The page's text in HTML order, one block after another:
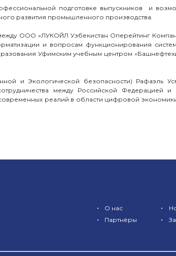
подготовке выпускников и
развития промышленного производства.
ООО «ЛУКОЙЛ Узбекистан Оперейтинг
и вопросам функционирования
Уфимским учебным центром
и Экологической безопасности) Рафаэль
между Российской Федерацией и
реалий в области цифровой
• О нас •
• Партнёры •